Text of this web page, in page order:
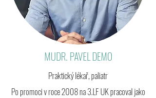
MUDR. PAVEL DEMO
Praktický lékař, paliatr
Po promoci v roce 2008 na 3.LF UK pracoval jako